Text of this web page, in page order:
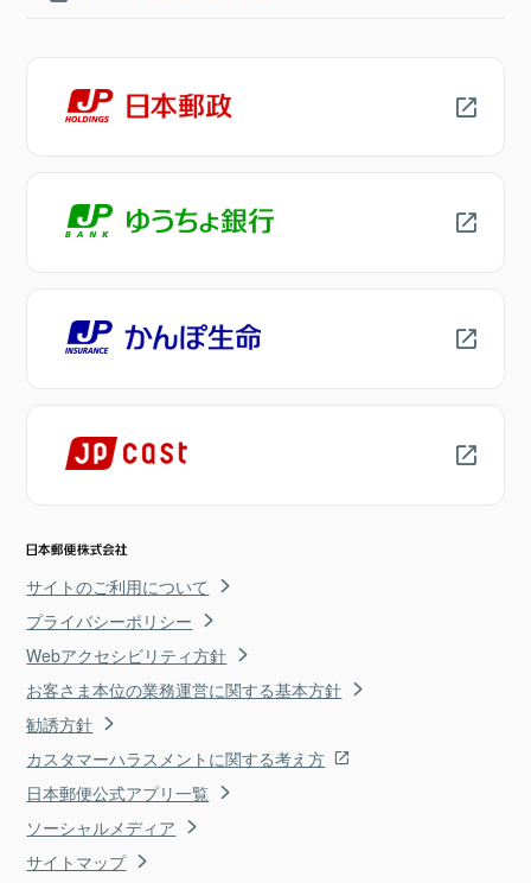
サイトのご利用について
プライバシーポリシー
Webアクセシビリティ方針
お客さま本位の業務運営に関する基本方針
勧誘方針
カスタマーハラスメントに関する考え方
日本郵便公式アプリ一覧
ソーシャルメディア
サイトマップ